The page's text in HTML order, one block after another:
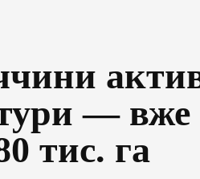
— вже
тис. га